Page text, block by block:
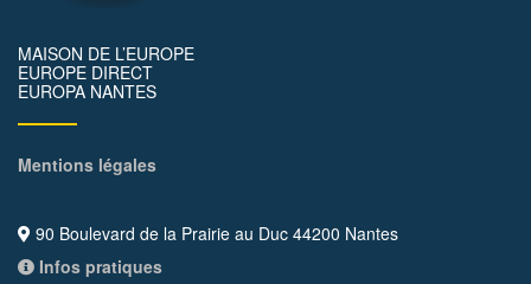
MAISON DE L’EUROPE
EUROPE DIRECT
EUROPA NANTES
Mentions légales
90 Boulevard de la Prairie au Duc 44200 Nantes
Infos pratiques